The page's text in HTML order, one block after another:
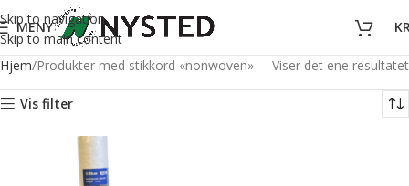
Skip to navigation
Skip to main content
MENY
Hjem Produkter med stikkord «nonwoven» Viser det ene resultatet
Vis filter